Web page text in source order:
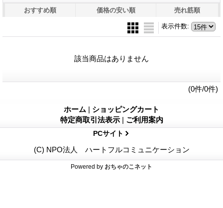
おすすめ順 価格の安い順 売れ筋順
表示件数:
該当商品はありません
(0件/0件)
ホーム | ショッピングカート
特定商取引法表示 | ご利用案内
PCサイト
(C) NPO法人 ハートフルコミュニケーション
Powered by おちゃのこネット